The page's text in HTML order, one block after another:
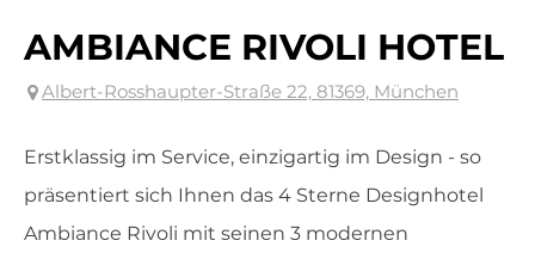
AMBIANCE RIVOLI HOTEL
Albert-Rosshaupter-Straße 22, 81369, München
Erstklassig im Service, einzigartig im Design - so
präsentiert sich Ihnen das 4 Sterne Designhotel
Ambiance Rivoli mit seinen 3 modernen